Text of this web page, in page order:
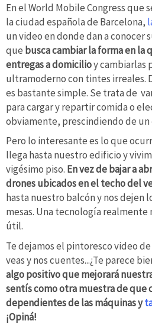
En el World Mobile Congress que
la ciudad española de Barcelona,
un video en donde dan a conocer
que busca cambiar la forma en la
entregas a domicilioy cambiarlas
ultramoderno con tintes irreales.
es bastante simple. Se trata de
para cargar y repartir comida o
obviamente, prescindiendo de
Pero lo interesante es lo que
llega hasta nuestro edificio y
vigésimo piso. En vez de bajar a
drones ubicados en el techo del
hasta nuestro balcón y nos dejen
mesas. Una tecnología realmente
útil.
Te dejamos el pintoresco video
veas y nos cuentes...¿Te parece
algo positivo que mejorará
sentís como otra muestra de que
dependientes de las máquinas y
¡Opiná!